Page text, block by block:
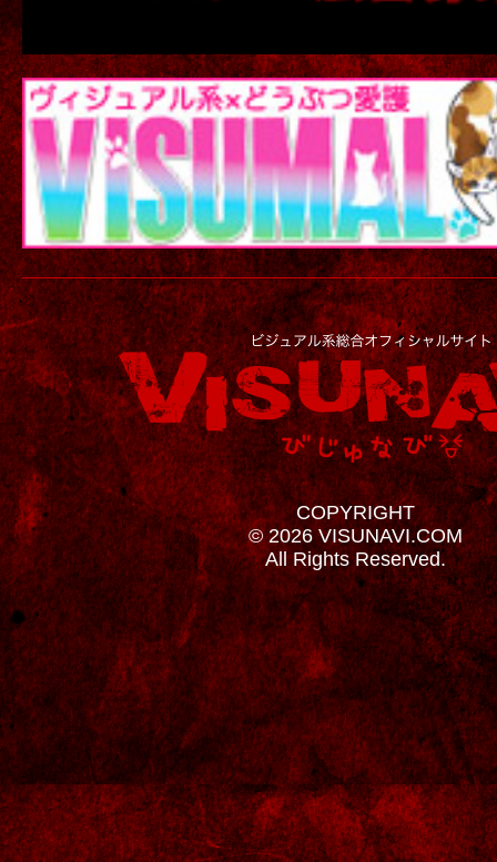
COPYRIGHT
© 2026 VISUNAVI.COM
All Rights Reserved.